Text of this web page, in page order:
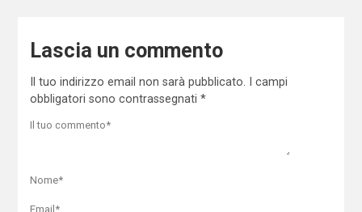
Lascia un commento
Il tuo indirizzo email non sarà pubblicato.
I campi
obbligatori sono contrassegnati *